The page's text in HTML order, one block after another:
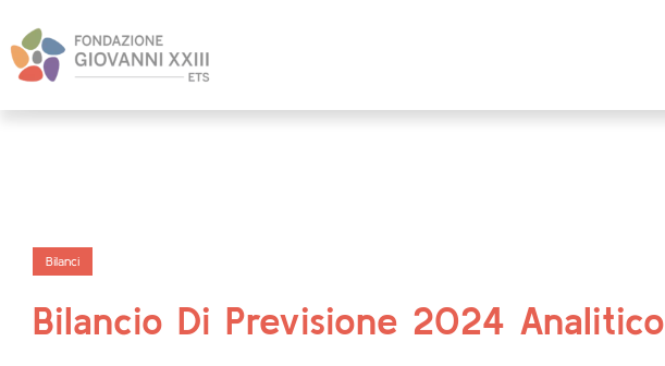
Bilanci
Bilancio Di Previsione 2024 Analitico